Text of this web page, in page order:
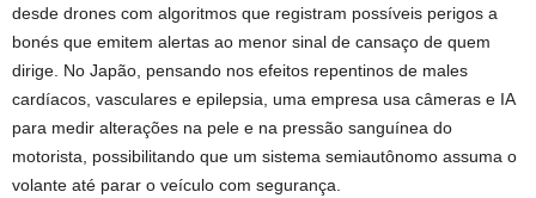
desde drones com algoritmos que registram possíveis perigos a
bonés que emitem alertas ao menor sinal de cansaço de quem
dirige. No Japão, pensando nos efeitos repentinos de males
cardíacos, vasculares e epilepsia, uma empresa usa câmeras e IA
para medir alterações na pele e na pressão sanguínea do
motorista, possibilitando que um sistema semiautônomo assuma o
volante até parar o veículo com segurança.